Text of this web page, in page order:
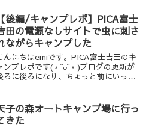
らのキャンプ場はただいまプレオープ...
【後編/キャンプレポ】PICA富士
田の電源なしサイトで虫に刺さ
ながらキャンプした
んにちはemiです。PICA富士吉田のキ
ンプレポです(﹡ˆᴗˆ﹡)ブログの更新が
ろに後ろになり、ちょっと前にいった
訪問なのですが前は2018年12...
子の森オートキャンプ場に行っ
きた